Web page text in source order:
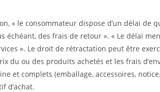
« le consommateur dispose d’un délai
échéant, des frais de retour ». « Le délai
». Le droit de rétractation peut être
du ou des produits achetés et les frais
et complets (emballage, accessoires,
d’achat.